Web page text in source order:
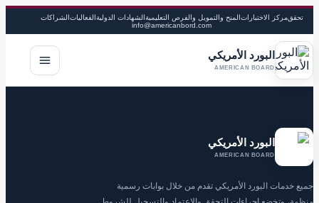
تحققمركز الاختباراتالمنح والتمويل والفرص التعليميةالشهادات الدوليةالفعالياتالشراكات
info@americanbord.com
البورد الأمريكي
AMERICAN BOARD
البورد الأمريكي
AMERICAN BOARD
جميع خدمات البورد الأمريكي تقدم من خلال بوابات رسمية